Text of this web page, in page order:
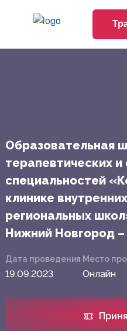
Образовательная
терапевтических
специальностей
клинике
региональных
Нижний Новгород
Дата проведения
19.09.2023
Место
Онлайн